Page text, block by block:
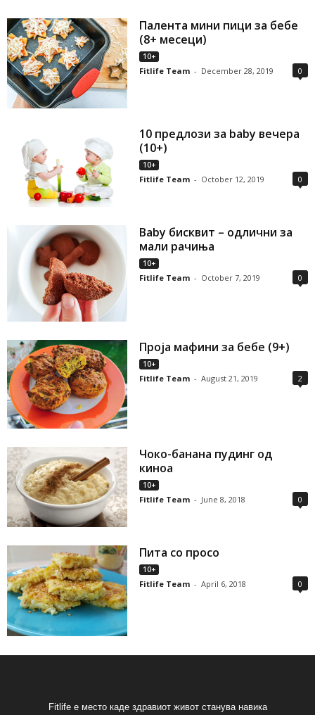
Палента мини пици за бебе
(8+ месеци)
10+
Fitlife Team - December 28, 2019 0
10 предлози за baby вечера
(10+)
10+
Fitlife Team - October 12, 2019 0
Baby бисквит – одлични за
мали рачиња
10+
Fitlife Team - October 7, 2019 0
Проја мафини за бебе (9+)
10+
Fitlife Team - August 21, 2019 2
Чоко-банана пудинг од
киноа
10+
Fitlife Team - June 8, 2018 0
Пита со просо
10+
Fitlife Team - April 6, 2018 0
Fitlife е место каде здравиот живот станува навика